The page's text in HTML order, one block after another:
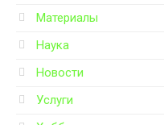
Материалы
Наука
Новости
Услуги